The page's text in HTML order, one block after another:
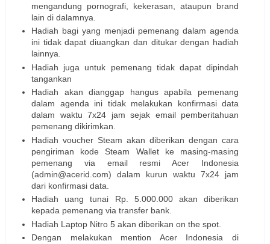
mengandung pornografi, kekerasan, ataupun brand
lain di dalamnya.
Hadiah bagi yang menjadi pemenang dalam agenda
ini tidak dapat diuangkan dan ditukar dengan hadiah
lainnya.
Hadiah juga untuk pemenang tidak dapat dipindah
tangankan
Hadiah akan dianggap hangus apabila pemenang
dalam agenda ini tidak melakukan konfirmasi data
dalam waktu 7x24 jam sejak email pemberitahuan
pemenang dikirimkan.
Hadiah voucher Steam akan diberikan dengan cara
pengiriman kode Steam Wallet ke masing-masing
pemenang via email resmi Acer Indonesia
(admin@acerid.com) dalam kurun waktu 7x24 jam
dari konfirmasi data.
Hadiah uang tunai Rp. 5.000.000 akan diberikan
kepada pemenang via transfer bank.
Hadiah Laptop Nitro 5 akan diberikan on the spot.
Dengan melakukan mention Acer Indonesia di